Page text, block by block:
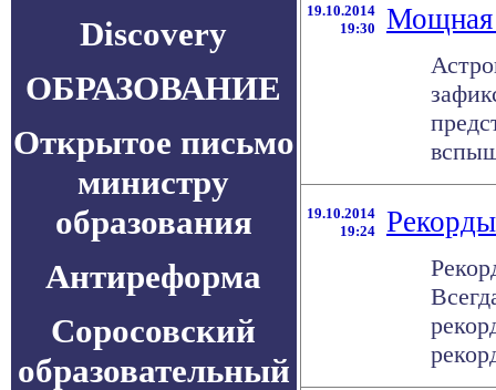
Discovery
ОБРАЗОВАНИЕ
Открытое письмо
министру
образования
Антиреформа
Соросовский
образовательный
19.10.2014
19:30
Мощная
19.10.2014
19:24